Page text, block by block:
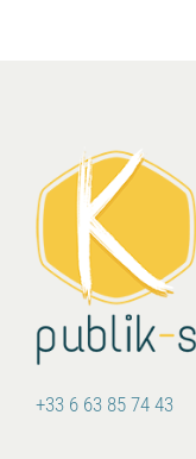
+33 6 63 85 74 43